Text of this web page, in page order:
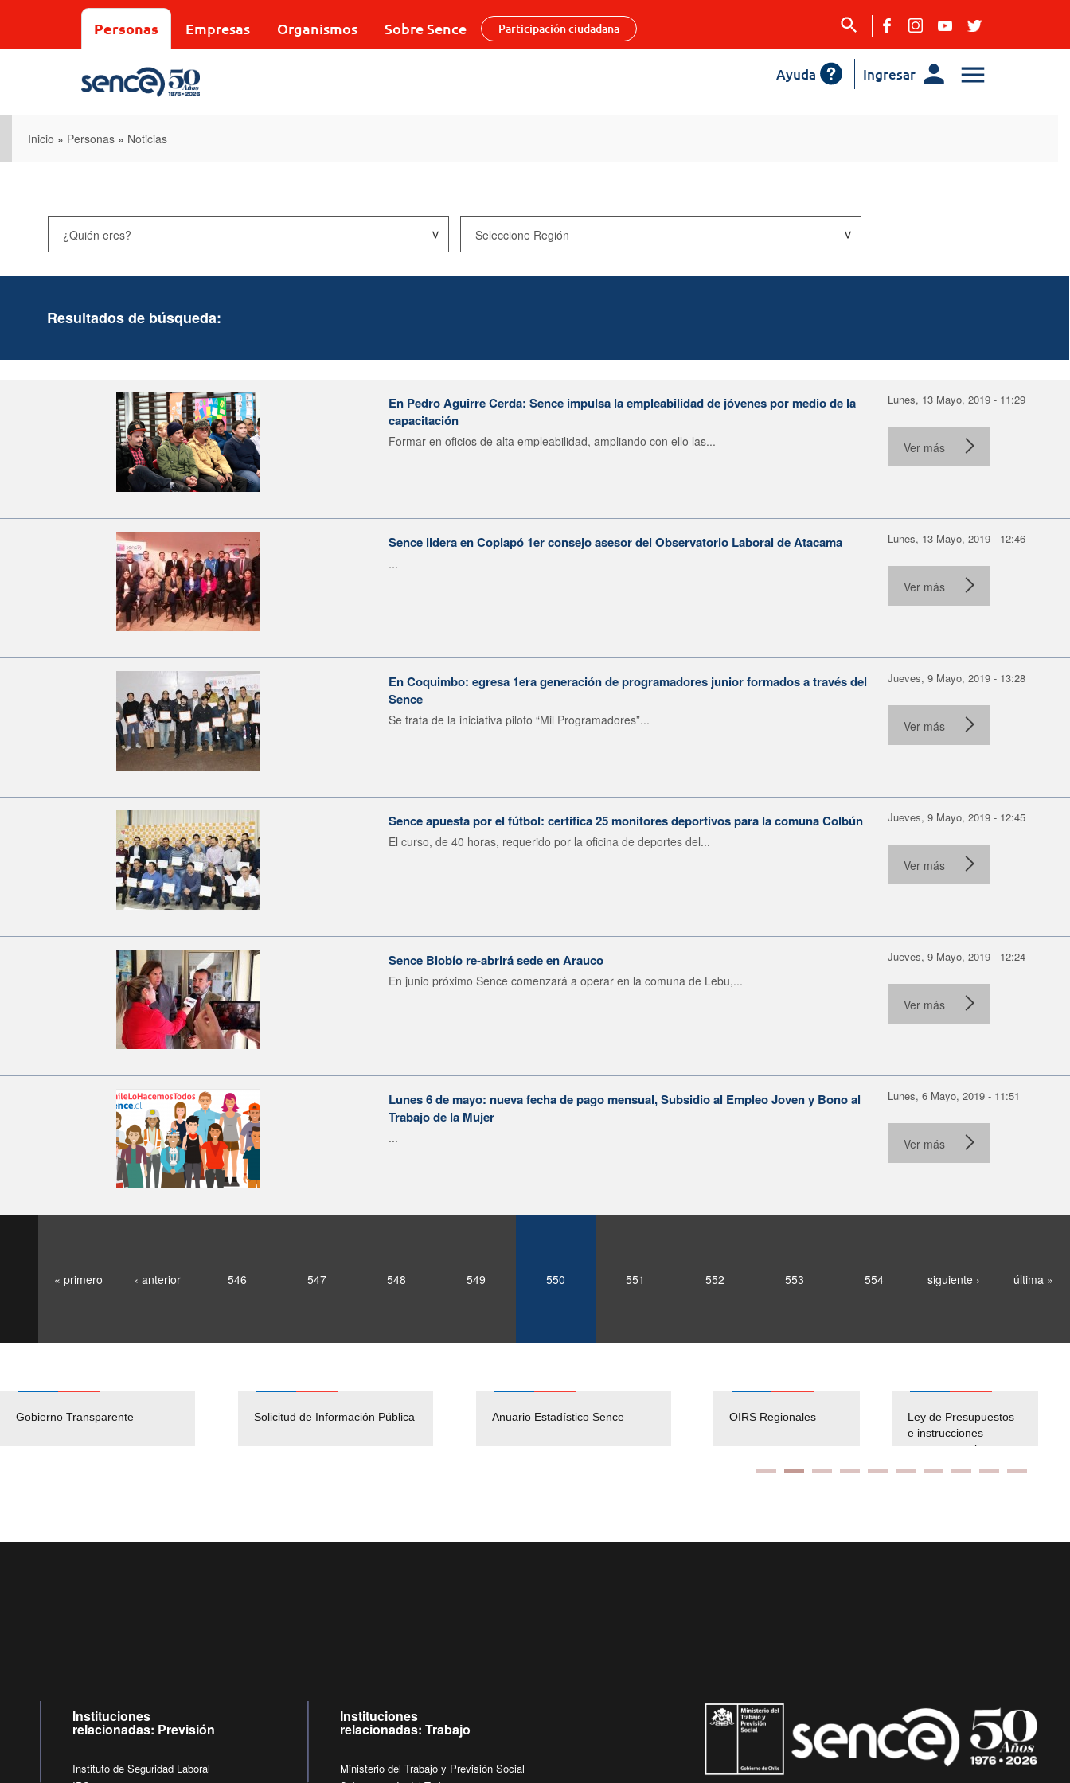
Personas Empresas Organismos Sobre Sence Participación ciudadana
Ingresar
Ayuda
Inicio » Personas » Noticias
Resultados de búsqueda:
En Pedro Aguirre Cerda: Sence impulsa la empleabilidad de jóvenes por medio de la
capacitación
Formar en oficios de alta empleabilidad, ampliando con ello las...
Lunes, 13 Mayo, 2019 - 11:29
Ver más
Sence lidera en Copiapó 1er consejo asesor del Observatorio Laboral de Atacama
...
Lunes, 13 Mayo, 2019 - 12:46
Ver más
En Coquimbo: egresa 1era generación de programadores junior formados a través del
Sence
Se trata de la iniciativa piloto “Mil Programadores”...
Jueves, 9 Mayo, 2019 - 13:28
Ver más
Sence apuesta por el fútbol: certifica 25 monitores deportivos para la comuna Colbún
El curso, de 40 horas, requerido por la oficina de deportes del...
Jueves, 9 Mayo, 2019 - 12:45
Ver más
Sence Biobío re-abrirá sede en Arauco
En junio próximo Sence comenzará a operar en la comuna de Lebu,...
Jueves, 9 Mayo, 2019 - 12:24
Ver más
Lunes 6 de mayo: nueva fecha de pago mensual, Subsidio al Empleo Joven y Bono al
Trabajo de la Mujer
...
Lunes, 6 Mayo, 2019 - 11:51
Ver más
« primero ‹ anterior 546 547 548 549 550 551 552 553 554 siguiente › última »
Gobierno Transparente Solicitud de Información Pública Anuario Estadístico Sence
Pago Proveedores
Empleos Públicos
Solicitud Audiencias y
OIRS Regionales
Ley de Presupuestos
e instrucciones
presuspuetarias
Instituciones
relacionadas: Previsión
Instituto de Seguridad Laboral
Instituciones
relacionadas: Trabajo
Ministerio del Trabajo y Previsión Social